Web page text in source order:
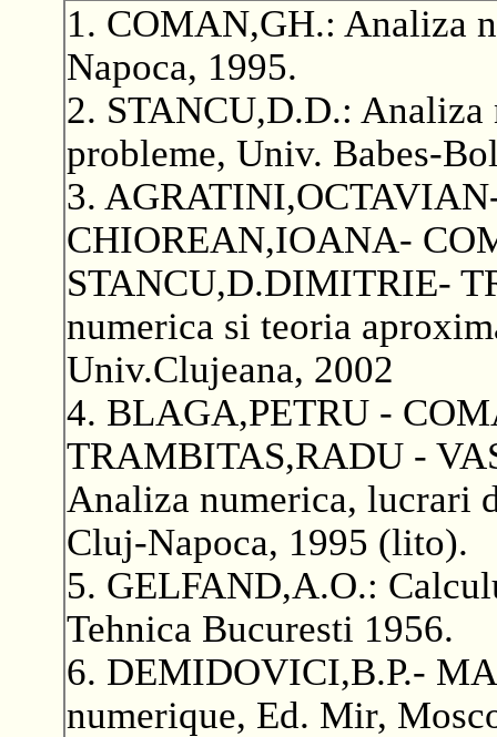
1. COMAN,GH.: Analiza
Napoca, 1995.
2. STANCU,D.D.: Analiza
probleme, Univ. Babes-
3.
CHIOREAN,IOANA-
STANCU,D.DIMITRIE-
numerica si teoria
Univ.Clujeana, 2002
4. BLAGA,PETRU -
TRAMBITAS,RADU -
Analiza numerica, lucrari
Cluj-Napoca, 1995 (lito).
5. GELFAND,A.O.:
Tehnica Bucuresti 1956.
6. DEMIDOVICI,B.P.-
numerique, Ed. Mir,